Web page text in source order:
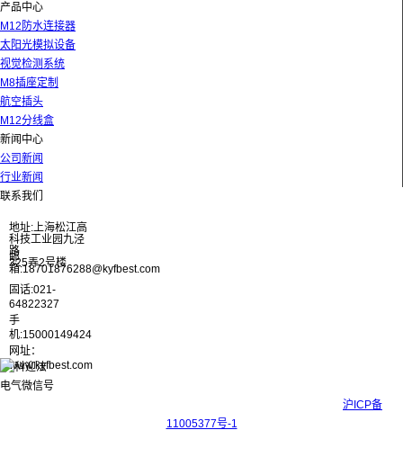
产品中心
M12防水连接器
太阳光模拟设备
视觉检测系统
M8插座定制
航空插头
M12分线盒
新闻中心
公司新闻
行业新闻
联系我们
地址:上海松江高
科技工业园九泾
路
325弄2号楼
邮
箱:18701876288@kyfbest.com
固话:021-
64822327
手
机:15000149424
网址：
www.kyfbest.com
沪ICP备
11005377号-1